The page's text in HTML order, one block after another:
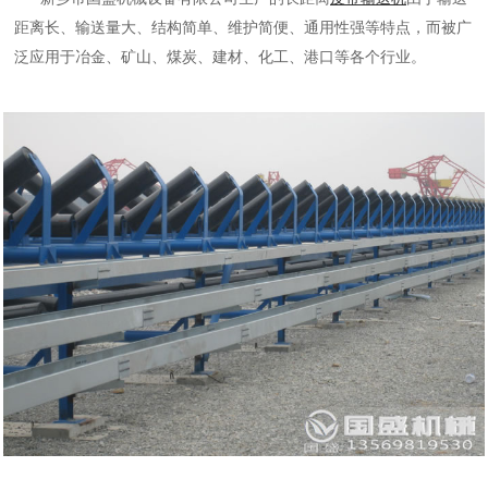
距离长、输送量大、结构简单、维护简便、通用性强等特点，而被广
泛应用于冶金、矿山、煤炭、建材、化工、港口等各个行业。